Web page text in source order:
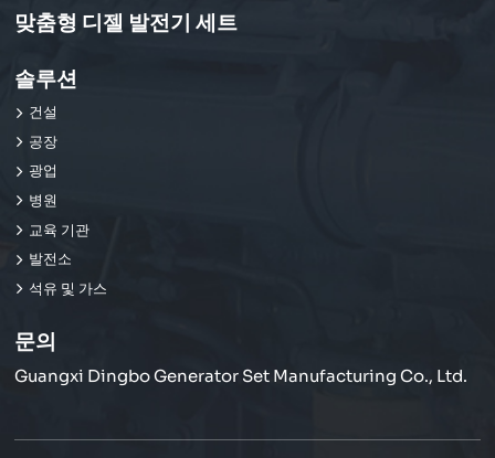
맞춤형 디젤 발전기 세트
솔루션
건설
공장
광업
병원
교육 기관
발전소
석유 및 가스
문의
Guangxi Dingbo Generator Set Manufacturing Co., Ltd.